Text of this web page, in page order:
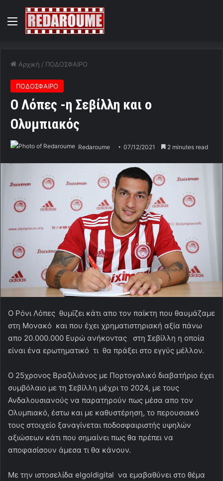
Menu
Αρχική / ΠΟΔΟΣΦΑΙΡΟ
ΠΟΔΟΣΦΑΙΡΟ
Ο Λόπες -η Σεβίλλη και ο
Ολυμπιακός
Redaroume 07/12/2021 2 minutes read
Ο Ρόνι Λόπες θυμίζει κάτι απο τον παίκτη που θαυμάζαμε
στη Μονακό και που έχει χρηματιστηριακή αξία πάνω
απο 20.000.000 Ευρώ ανήκοντας στη Σεβίλλη η οποία
είναι ένα ερωτηματικό τι θα πράξει στο εγγύς μέλλον.
O 25χρονος Βραζιλιάνος με Πορτογαλικό διαβατήριο έχει
συμβόλαιο με τη Σεβίλλη μέχρι το 2024, με τους
Ανδαλουσιανούς να παρατηρούν πως μέσα απο τον
Ολυμπιακό, έστω και με καθυστέρηση, το περουσιακό
τους στοιχείο ξαναγίνεται ποδοσφαιριστής υψηλών
αξιώσεων κάτι που σημαίνει πως θα πρέπει να
αποφασίσουν άμεσα τι θα κάνουν.
Με την ιστοσελίδα elgoldigital να εμαβαθύνει στο θέμα